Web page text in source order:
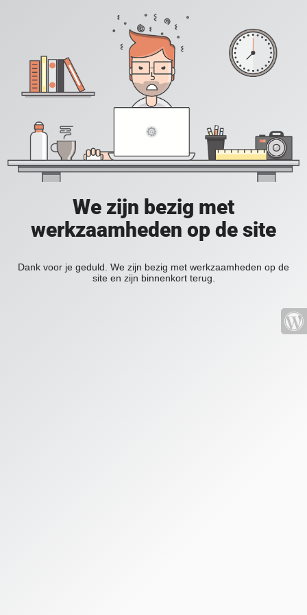
We zijn bezig met
werkzaamheden op de site
Dank voor je geduld. We zijn bezig met werkzaamheden op de
site en zijn binnenkort terug.